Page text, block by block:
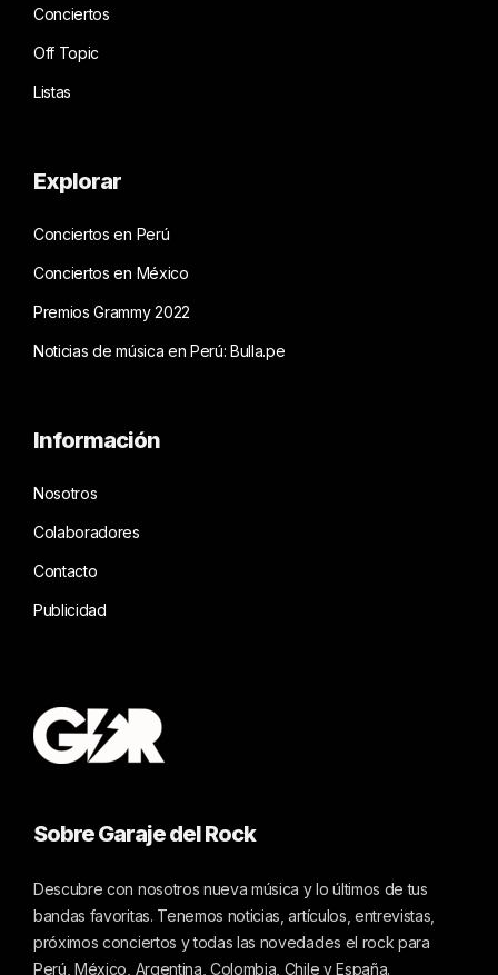
Conciertos
Off Topic
Listas
Explorar
Conciertos en Perú
Conciertos en México
Premios Grammy 2022
Noticias de música en Perú: Bulla.pe
Información
Nosotros
Colaboradores
Contacto
Publicidad
Sobre Garaje del Rock
Descubre con nosotros nueva música y lo últimos de tus
bandas favoritas. Tenemos noticias, artículos, entrevistas,
próximos conciertos y todas las novedades el rock para
Perú, México, Argentina, Colombia, Chile y España.